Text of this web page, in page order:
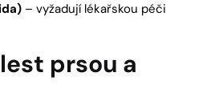
– vyžadují lékařskou péči
prsou a